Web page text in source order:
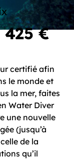
€
certifié afin
le monde et
la mer, faites
Water Diver
une nouvelle
(jusqu’à
de la
qu’il